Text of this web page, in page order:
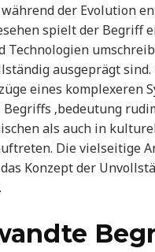
der Evolution
spielt der Begriff
Technologien
ausgeprägt
eines komplexeren
‚bedeutung
als auch in
Die vielseitige
Konzept der